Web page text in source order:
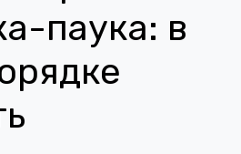
паука: в